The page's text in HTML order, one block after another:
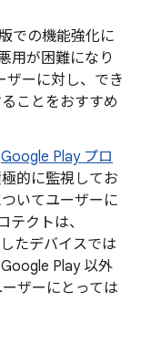
での機能強化に
用が困難になり
ザーに対し、でき
ことをおすすめ
Google Play プロ
的に監視してお
ついてユーザーに
テクトは、
たデバイスでは
Play 以外
ザーにとっては